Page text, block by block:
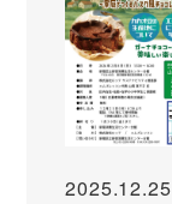
2025.12.25